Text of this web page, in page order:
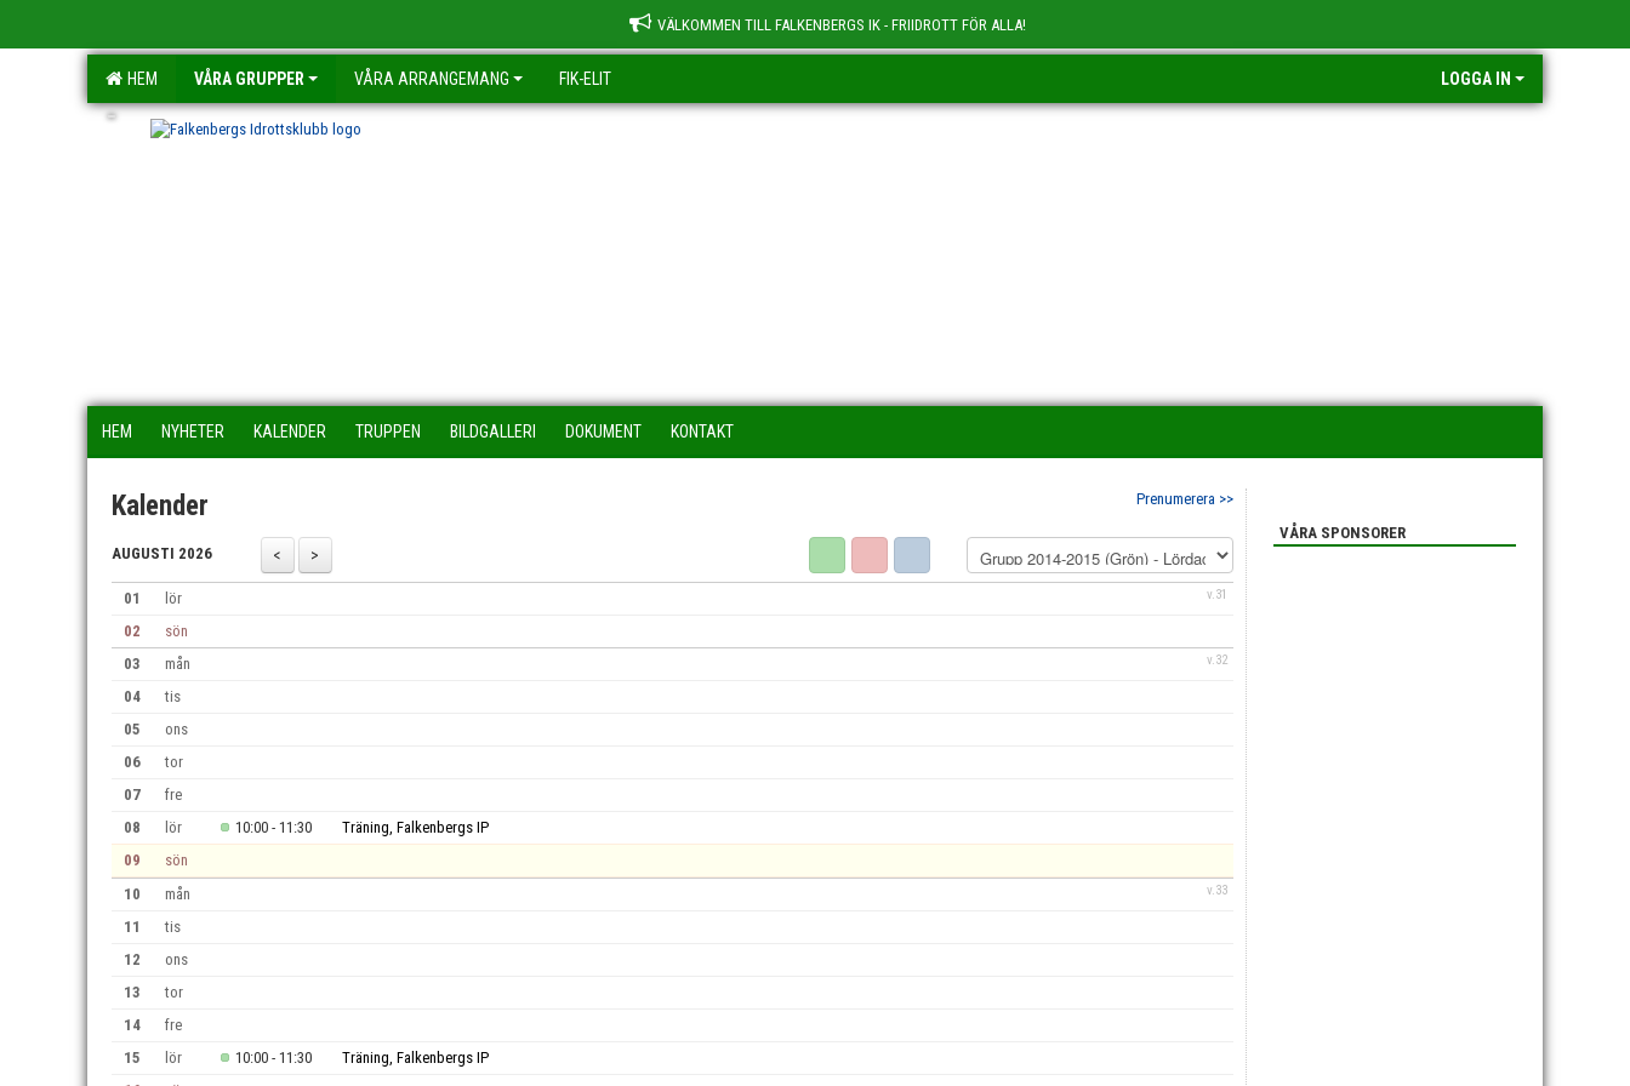
VÄLKOMMEN TILL FALKENBERGS IK - FRIIDROTT FÖR ALLA!
HEM VÅRA GRUPPER VÅRA ARRANGEMANG FIK-ELIT LOGGA IN
-
HEM NYHETER KALENDER TRUPPEN BILDGALLERI DOKUMENT KONTAKT
Prenumerera >>
Kalender
AUGUSTI 2026
v.31
01
lör
02
sön
v.32
03
mån
04
tis
05
ons
06
tor
07
fre
08
lör 10:00 - 11:30
Träning, Falkenbergs IP
09
sön
v.33
10
mån
11
tis
12
ons
13
tor
14
fre
15
lör 10:00 - 11:30
Träning, Falkenbergs IP
VÅRA SPONSORER